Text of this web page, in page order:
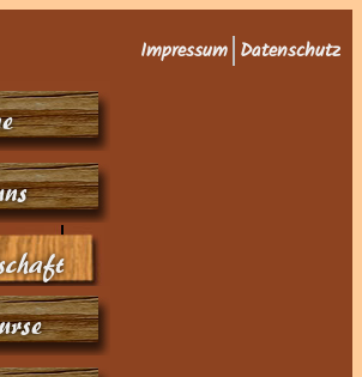
Impressum Datenschutz